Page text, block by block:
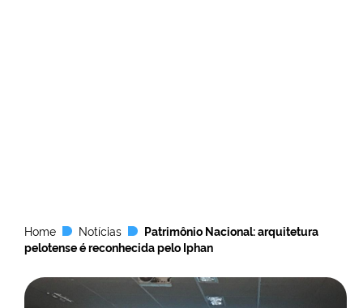
Home Notícias
Patrimônio Nacional: arquitetura
pelotense é reconhecida pelo Iphan